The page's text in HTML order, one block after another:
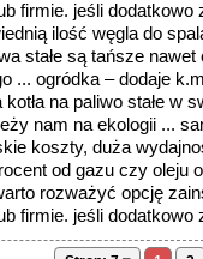
firmie. jeśli dodatkowo
ilość węgla do
stałe są tańsze
... ogródka – dodaje
na paliwo stałe w
nam na ekologii ...
koszty, duża
od gazu czy oleju
rozważyć opcję
firmie. jeśli dodatkowo